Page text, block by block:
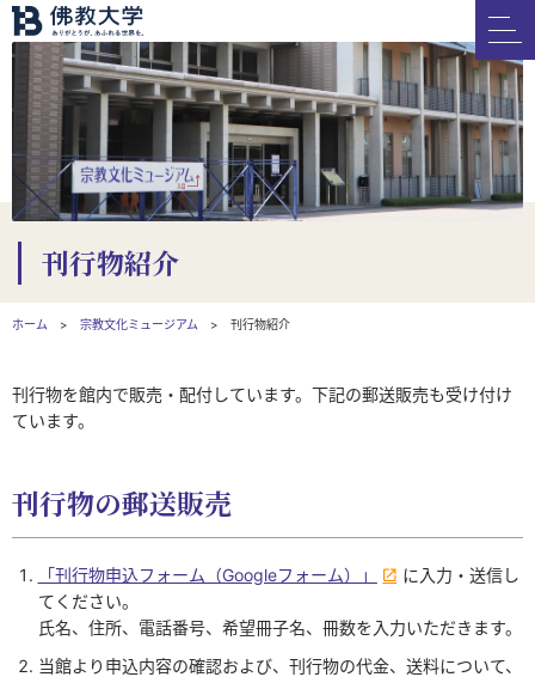
刊行物紹介
ホーム 宗教文化ミュージアム 刊行物紹介
刊行物を館内で販売・配付しています。下記の郵送販売も受け付け
ています。
刊行物の郵送販売
「刊行物申込フォーム（Googleフォーム）」
に入力・送信し
てください。
氏名、住所、電話番号、希望冊子名、冊数を入力いただきます。
当館より申込内容の確認および、刊行物の代金、送料について、